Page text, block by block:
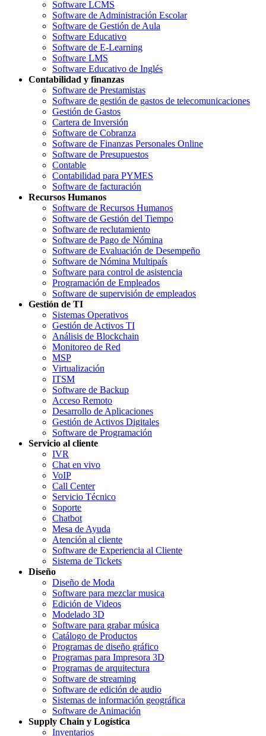
Software LCMS
Software de Administración Escolar
Software de Gestión de Aula
Software Educativo
Software de E-Learning
Software LMS
Software Educativo de Inglés
Contabilidad y finanzas
Software de Prestamistas
Software de gestión de gastos de telecomunicaciones
Gestión de Gastos
Cartera de Inversión
Software de Cobranza
Software de Finanzas Personales Online
Software de Presupuestos
Contable
Contabilidad para PYMES
Software de facturación
Recursos Humanos
Software de Recursos Humanos
Software de Gestión del Tiempo
Software de reclutamiento
Software de Pago de Nómina
Software de Evaluación de Desempeño
Software de Nómina Multipaís
Software para control de asistencia
Programación de Empleados
Software de supervisión de empleados
Gestión de TI
Sistemas Operativos
Gestión de Activos TI
Análisis de Blockchain
Monitoreo de Red
MSP
Virtualización
ITSM
Software de Backup
Acceso Remoto
Desarrollo de Aplicaciones
Gestión de Activos Digitales
Software de Programación
Servicio al cliente
IVR
Chat en vivo
VoIP
Call Center
Servicio Técnico
Soporte
Chatbot
Mesa de Ayuda
Atención al cliente
Software de Experiencia al Cliente
Sistema de Tickets
Diseño
Diseño de Moda
Software para mezclar musica
Edición de Videos
Modelado 3D
Software para grabar música
Catálogo de Productos
Programas de diseño gráfico
Programas para Impresora 3D
Programas de arquitectura
Software de streaming
Software de edición de audio
Sistemas de información geográfica
Software de Animación
Supply Chain y Logística
Inventarios